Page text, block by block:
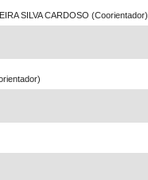
SILVA CARDOSO (Coorientador)